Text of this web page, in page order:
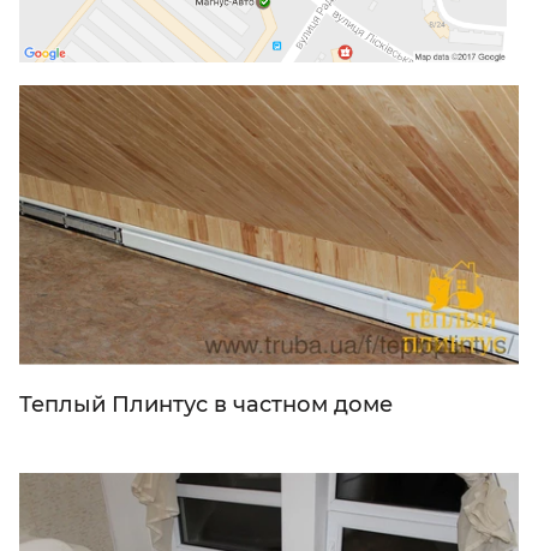
Теплый Плинтус в частном доме